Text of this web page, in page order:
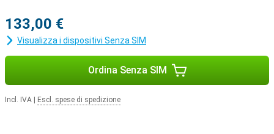
133,00 €
Visualizza i dispositivi Senza SIM
Ordina Senza SIM
Incl. IVA Escl. spese di spedizione